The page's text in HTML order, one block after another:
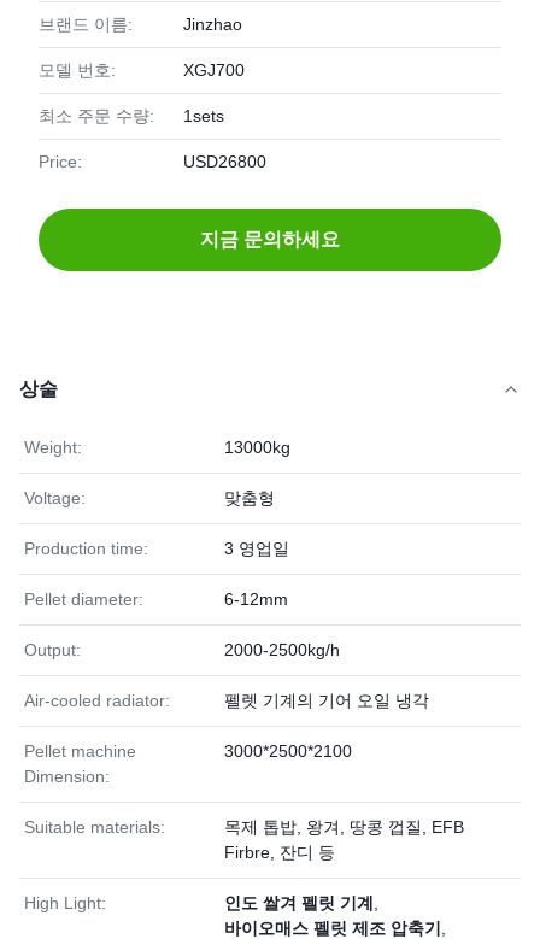
브랜드 이름: Jinzhao
모델 번호: XGJ700
최소 주문 수량: 1sets
Price: USD26800
지금 문의하세요
상술
Weight: 13000kg
Voltage: 맞춤형
Production time: 3 영업일
Pellet diameter: 6-12mm
Output: 2000-2500kg/h
Air-cooled radiator: 펠렛 기계의 기어 오일 냉각
Pellet machine
Dimension:
3000*2500*2100
Suitable materials:
목제 톱밥, 왕겨, 땅콩 껍질, EFB
Firbre, 잔디 등
High Light: 인도 쌀겨 펠릿 기계
바이오매스 펠릿 제조 압축기